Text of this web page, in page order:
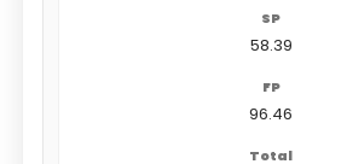
58.39
96.46